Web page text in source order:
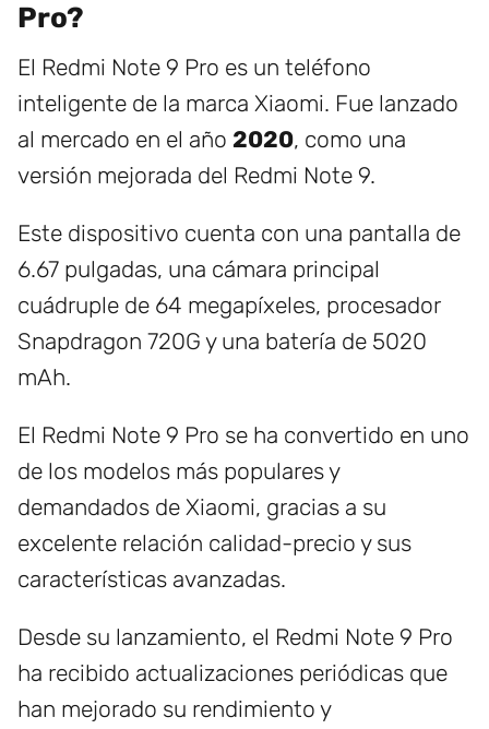
Pro?
El Redmi Note 9 Pro es un teléfono
inteligente de la marca Xiaomi. Fue lanzado
al mercado en el año 2020, como una
versión mejorada del Redmi Note 9.
Este dispositivo cuenta con una pantalla de
6.67 pulgadas, una cámara principal
cuádruple de 64 megapíxeles, procesador
Snapdragon 720G y una batería de 5020
mAh.
El Redmi Note 9 Pro se ha convertido en uno
de los modelos más populares y
demandados de Xiaomi, gracias a su
excelente relación calidad-precio y sus
características avanzadas.
Desde su lanzamiento, el Redmi Note 9 Pro
ha recibido actualizaciones periódicas que
han mejorado su rendimiento y